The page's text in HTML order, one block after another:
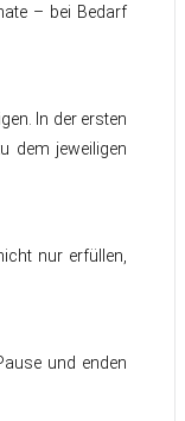
– bei Bedarf
In der ersten
dem jeweiligen
nur erfüllen,
und enden